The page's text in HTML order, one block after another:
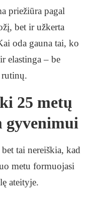
priežiūra pagal
bet ir užkerta
oda gauna tai, ko
elastinga – be
rutinų.
25 metų
gyvenimui
tai nereiškia, kad
metu formuojasi
ateityje.